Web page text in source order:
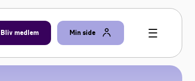
Bliv medlem Min side